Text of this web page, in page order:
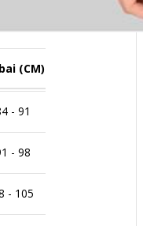
(CM)
- 91
- 98
- 105